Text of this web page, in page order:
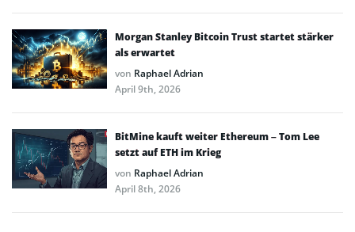
Morgan Stanley Bitcoin Trust startet stärker
als erwartet
von Raphael Adrian
April 9th, 2026
BitMine kauft weiter Ethereum – Tom Lee
setzt auf ETH im Krieg
von Raphael Adrian
April 8th, 2026